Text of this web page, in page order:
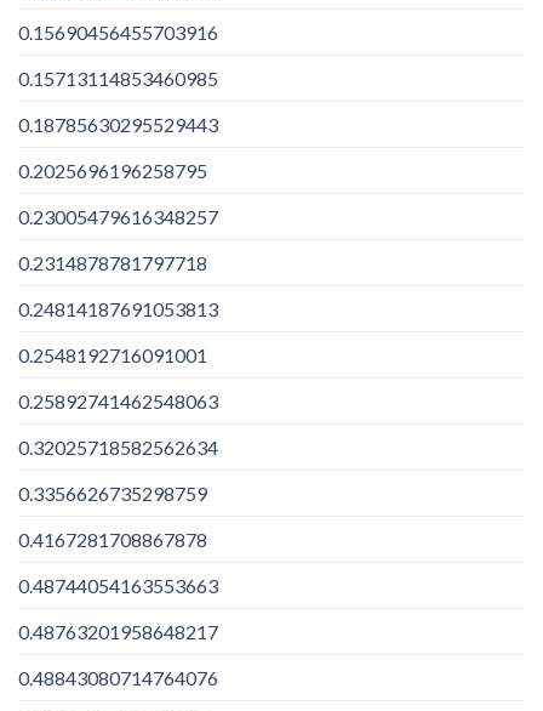
0.15690456455703916
0.15713114853460985
0.18785630295529443
0.2025696196258795
0.23005479616348257
0.2314878781797718
0.24814187691053813
0.2548192716091001
0.25892741462548063
0.32025718582562634
0.3356626735298759
0.4167281708867878
0.48744054163553663
0.48763201958648217
0.48843080714764076